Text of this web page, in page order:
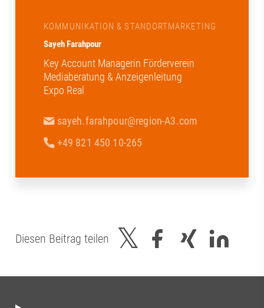
KOMMUNIKATION & STANDORTMARKETING
Sayeh Farahpour
Key Account Managerin Förderverein
Mediaberatung & Anzeigenleitung
Expo Real
sayeh.farahpour@region-A3.com
+49 821 450 10-265
Diesen Beitrag teilen